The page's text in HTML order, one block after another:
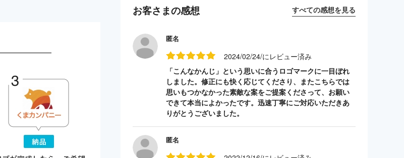
お客さまの感想 すべての感想を見る
匿名
2024/02/24/にレビュー済み
「こんなかんじ」という思いに合うロゴマークに一目ぼれ
しました。修正にも快く応じてくださり、またこちらでは
思いもつかなかった素敵な案をご提案くださって、お願い
できて本当によかったです。迅速丁寧にご対応いただきあ
りがとうございました。
匿名